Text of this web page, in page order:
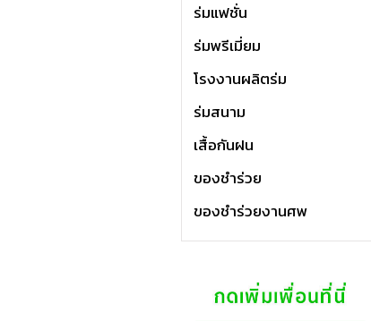
ร่มแฟชั่น
ร่มพรีเมี่ยม
โรงงานผลิตร่ม
ร่มสนาม
เสื้อกันฝน
ของชำร่วย
ของชำร่วยงานศพ